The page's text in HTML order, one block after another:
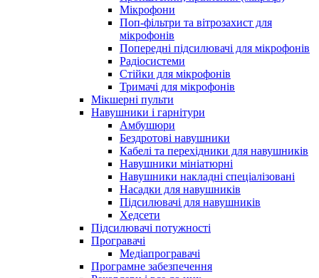
Мікрофони
Поп-фільтри та вітрозахист для
мікрофонів
Попередні підсилювачі для мікрофонів
Радіосистеми
Стійки для мікрофонів
Тримачі для мікрофонів
Мікшерні пульти
Навушники і гарнітури
Амбушюри
Бездротові навушники
Кабелі та перехідники для навушників
Навушники мініатюрні
Навушники накладні спеціалізовані
Насадки для навушників
Підсилювачі для навушників
Хедсети
Підсилювачі потужності
Програвачі
Медіапрогравачі
Програмне забезпечення